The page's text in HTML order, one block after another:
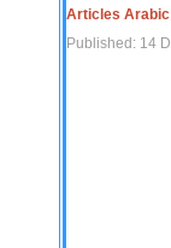
Articles Arabic
Published: 14